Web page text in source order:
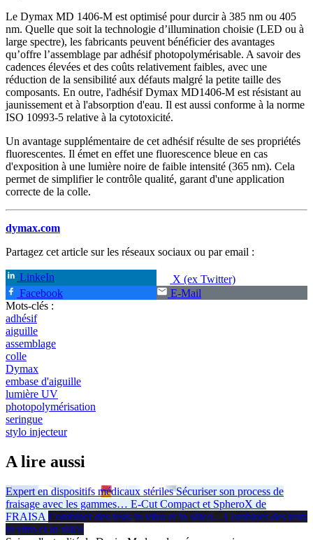
Le Dymax MD 1406-M est optimisé pour durcir à 385 nm ou 405
nm. Quelle que soit la technologie d’illumination choisie (LED ou à
large spectre), les fabricants peuvent bénéficier des avantages
qu’offre l’assemblage par adhésif photopolymérisable. A savoir des
cadences élevées et des coûts relativement faibles, avec une
réduction de la sensibilité aux défauts malgré la petite taille des
composants. En outre, l'adhésif Dymax MD1406-M est résistant au
jaunissement et à l'absorption d'eau. Il est aussi conforme à la norme
ISO 10993-5 relative à la cytotoxicité.
Un avantage supplémentaire de cet adhésif résulte de ses propriétés
fluorescentes. Il émet en effet une fluorescence bleue en cas
d'exposition à une lumière noire de faible intensité (365 nm). Cela
permet de simplifier le contrôle qualité, garant d'une application
correcte de la colle.
dymax.com
Partagez cet article sur les réseaux sociaux ou par email :
LinkeIn
X (ex Twitter)
Facebook
E-Mail
Mots-clés :
adhésif
aiguille
assemblage
colle
Dymax
embase d'aiguille
lumière UV
photopolymérisation
seringue
stylo injecteur
A lire aussi
Expert en dispositifs médicaux stériles Sécuriser son process de
fraisage avec les gammes… E-Cut Compact et SpheroX de
FRAISA Combiner des tests in vitro et in silico…Combiner des tests
in vitro et in silico